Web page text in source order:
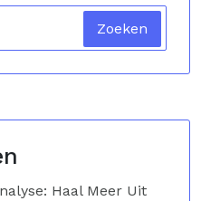
Zoeken
Haal Meer Uit